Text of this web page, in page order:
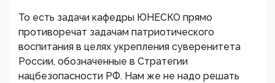
То есть задачи кафедры ЮНЕСКО прямо
противоречат задачам патриотического
воспитания в целях укрепления суверенитета
России, обозначенные в Стратегии
нацбезопасности РФ. Нам же не надо решать